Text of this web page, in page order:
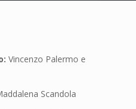
Vincenzo Palermo e
Scandola